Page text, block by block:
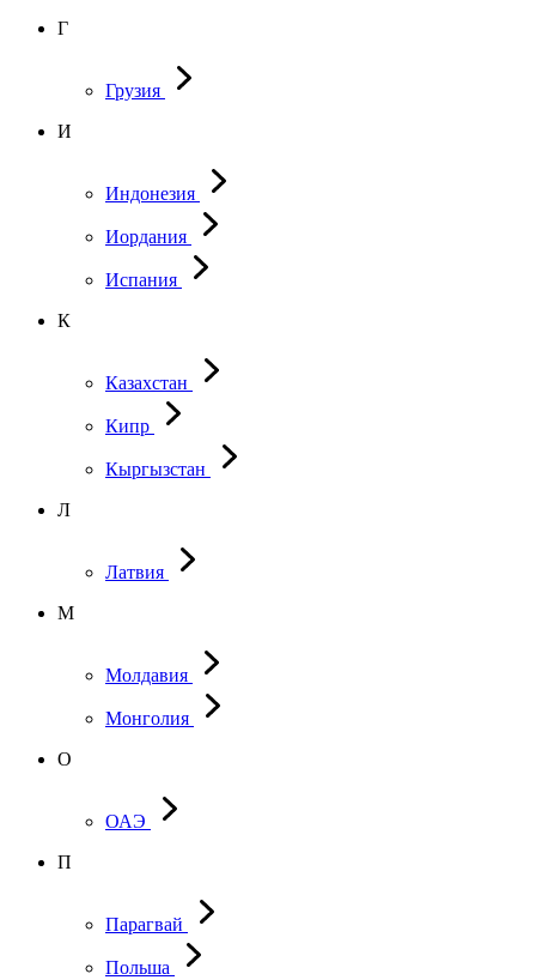
Г
Грузия
И
Индонезия
Иордания
Испания
К
Казахстан
Кипр
Кыргызстан
Л
Латвия
М
Молдавия
Монголия
О
ОАЭ
П
Парагвай
Польша